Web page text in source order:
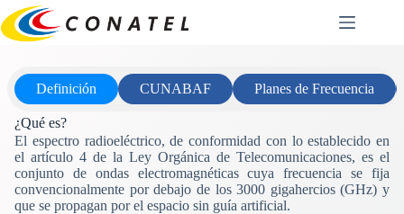
Saltar
al
contenido
Definición CUNABAF Planes de Frecuencia
¿Qué es?
El espectro radioeléctrico, de conformidad con lo establecido en
el artículo 4 de la Ley Orgánica de Telecomunicaciones, es el
conjunto de ondas electromagnéticas cuya frecuencia se fija
convencionalmente por debajo de los 3000 gigahercios (GHz) y
que se propagan por el espacio sin guía artificial.